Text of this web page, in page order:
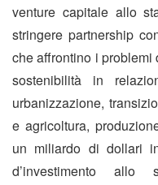
venture capitale allo
stringere partnership
che affrontino i
sostenibilità in
urbanizzazione,
e agricoltura,
un miliardo di dollari
d’investimento